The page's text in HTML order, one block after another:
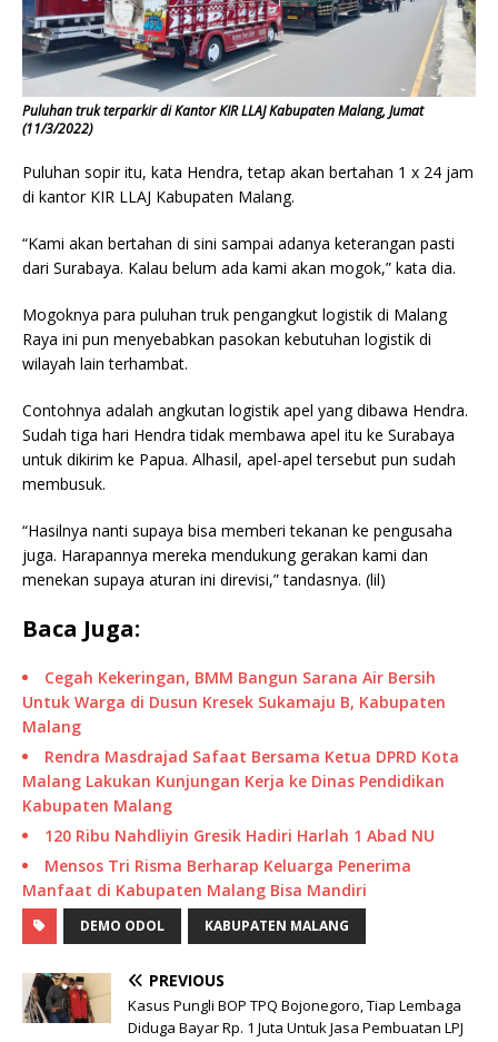
Puluhan truk terparkir di Kantor KIR LLAJ Kabupaten Malang, Jumat
(11/3/2022)
Puluhan sopir itu, kata Hendra, tetap akan bertahan 1 x 24 jam
di kantor KIR LLAJ Kabupaten Malang.
“Kami akan bertahan di sini sampai adanya keterangan pasti
dari Surabaya. Kalau belum ada kami akan mogok,” kata dia.
Mogoknya para puluhan truk pengangkut logistik di Malang
Raya ini pun menyebabkan pasokan kebutuhan logistik di
wilayah lain terhambat.
Contohnya adalah angkutan logistik apel yang dibawa Hendra.
Sudah tiga hari Hendra tidak membawa apel itu ke Surabaya
untuk dikirim ke Papua. Alhasil, apel-apel tersebut pun sudah
membusuk.
“Hasilnya nanti supaya bisa memberi tekanan ke pengusaha
juga. Harapannya mereka mendukung gerakan kami dan
menekan supaya aturan ini direvisi,” tandasnya. (lil)
Baca Juga:
Cegah Kekeringan, BMM Bangun Sarana Air Bersih
Untuk Warga di Dusun Kresek Sukamaju B, Kabupaten
Malang
Rendra Masdrajad Safaat Bersama Ketua DPRD Kota
Malang Lakukan Kunjungan Kerja ke Dinas Pendidikan
Kabupaten Malang
120 Ribu Nahdliyin Gresik Hadiri Harlah 1 Abad NU
Mensos Tri Risma Berharap Keluarga Penerima
Manfaat di Kabupaten Malang Bisa Mandiri
DEMO ODOL KABUPATEN MALANG
PREVIOUS
Kasus Pungli BOP TPQ Bojonegoro, Tiap Lembaga
Diduga Bayar Rp. 1 Juta Untuk Jasa Pembuatan LPJ